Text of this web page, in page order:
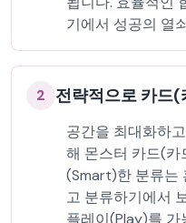
기에서 성공의 열
2 전략적으로 카드(
공간을 최대화하
해 몬스터 카드(카
(Smart)한 분류는
고 분류하기에서
플레이(Play)를 가